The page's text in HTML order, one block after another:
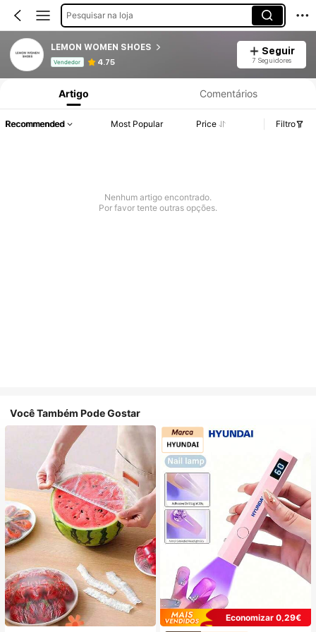
Pesquisar na loja
LEMON WOMEN SHOES
Vendedor 4.75
Seguir
7 Seguidores
Informações do Produto: Divulgação de Preço, Vendas e Detalhes de Stock.
Artigo Comentários
Recommended Most Popular Price Filtro
Nenhum artigo encontrado.
Por favor tente outras opções.
Você Também Pode Gostar
Economizar 0,29€